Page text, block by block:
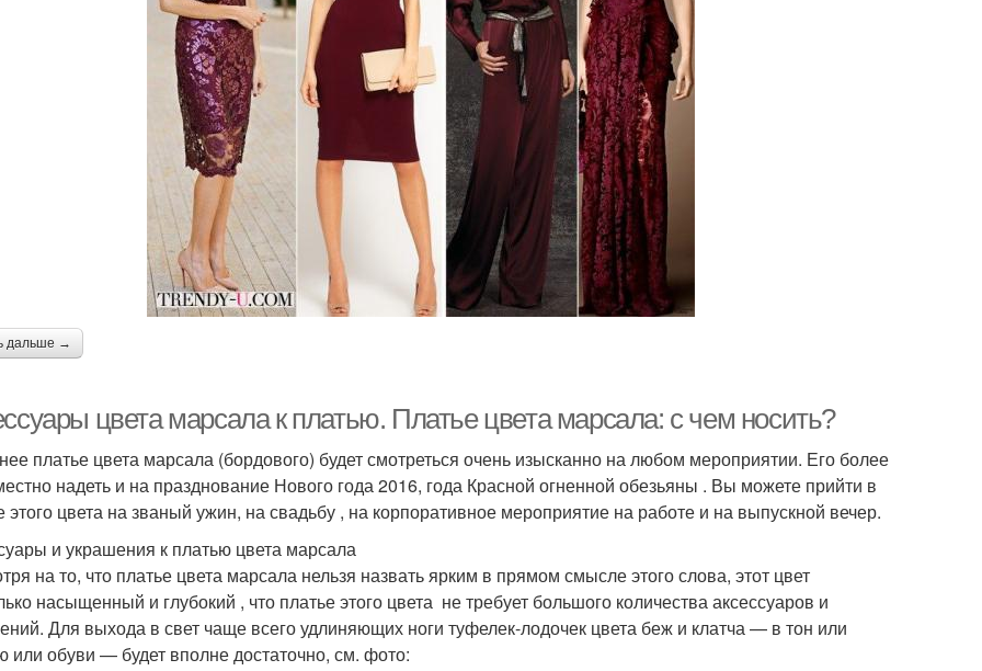
дальше →
цвета марсала к платью. Платье цвета марсала: с чем носить?
платье цвета марсала (бордового) будет смотреться очень изысканно на любом мероприятии. Его более
надеть и на празднование Нового года 2016, года Красной огненной обезьяны . Вы можете прийти в
этого цвета на званый ужин, на свадьбу , на корпоративное мероприятие на работе и на выпускной вечер.
и украшения к платью цвета марсала
на то, что платье цвета марсала нельзя назвать ярким в прямом смысле этого слова, этот цвет
насыщенный и глубокий , что платье этого цвета не требует большого количества аксессуаров и
Для выхода в свет чаще всего удлиняющих ноги туфелек-лодочек цвета беж и клатча — в тон или
или обуви — будет вполне достаточно, см. фото: